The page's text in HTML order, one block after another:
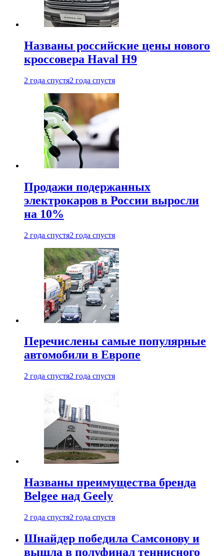
Названы российские цены нового
кроссовера Haval H9
2 года спустя2 года спустя
Продажи подержанных
электрокаров в России выросли
на 10%
2 года спустя2 года спустя
Перечислены самые популярные
автомобили в Европе
2 года спустя2 года спустя
Названы преимущества бренда
Belgee над Geely
2 года спустя2 года спустя
Шнайдер победила Самсонову и
вышла в полуфинал теннисного